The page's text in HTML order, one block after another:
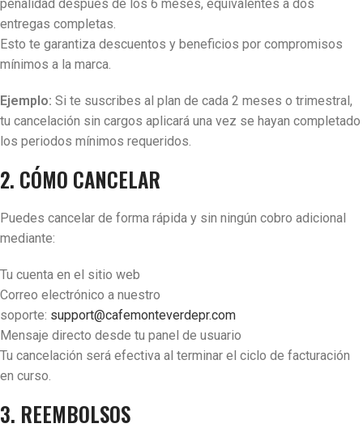
penalidad después de los 6 meses, equivalentes a dos
entregas completas.
Esto te garantiza descuentos y beneficios por compromisos
mínimos a la marca.
Ejemplo: Si te suscribes al plan de cada 2 meses o trimestral,
tu cancelación sin cargos aplicará una vez se hayan completado
los periodos mínimos requeridos.
2. CÓMO CANCELAR
Puedes cancelar de forma rápida y sin ningún cobro adicional
mediante:
Tu cuenta en el sitio web
Correo electrónico a nuestro
soporte: support@cafemonteverdepr.com
Mensaje directo desde tu panel de usuario
Tu cancelación será efectiva al terminar el ciclo de facturación
en curso.
3. REEMBOLSOS